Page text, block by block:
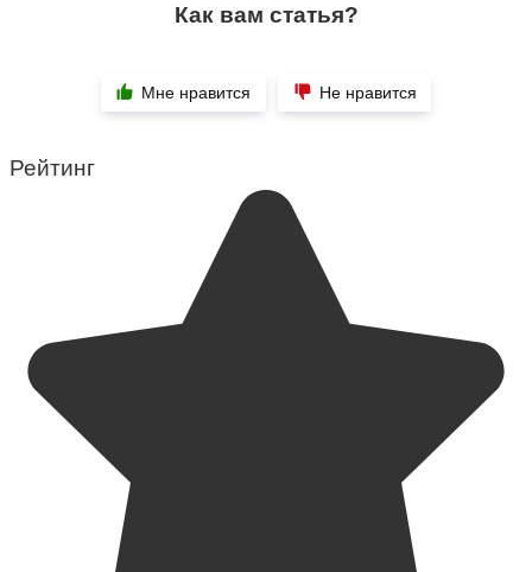
Как вам статья?
Мне нравится Не нравится
Рейтинг